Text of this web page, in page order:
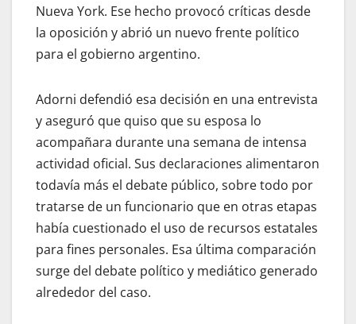
Nueva York. Ese hecho provocó críticas desde
la oposición y abrió un nuevo frente político
para el gobierno argentino.
Adorni defendió esa decisión en una entrevista
y aseguró que quiso que su esposa lo
acompañara durante una semana de intensa
actividad oficial. Sus declaraciones alimentaron
todavía más el debate público, sobre todo por
tratarse de un funcionario que en otras etapas
había cuestionado el uso de recursos estatales
para fines personales. Esa última comparación
surge del debate político y mediático generado
alrededor del caso.